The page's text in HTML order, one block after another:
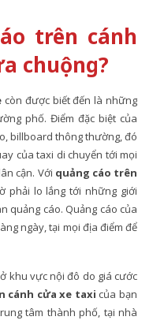
trên cánh
chuộng?
còn được biết đến là những
phố. Điểm đặc biệt của
billboard thông thường, đó
của taxi di chuyển tới mọi
cận. Với quảng cáo trên
phải lo lắng tới những giới
quảng cáo. Quảng cáo của
ngày, tại mọi địa điểm để
khu vực nội đô do giá cước
cánh cửa xe taxi của bạn
tâm thành phố, tại nhà